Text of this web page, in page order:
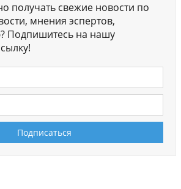
получать свежие новости по
мнения эспертов,
Подпишитесь на нашу